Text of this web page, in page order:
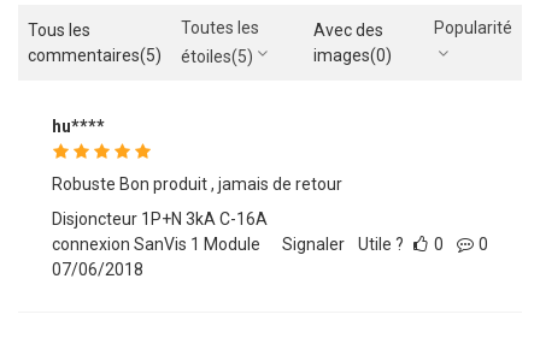
Tous les
commentaires(5)
Toutes les
étoiles(5)
Avec des
images(0)
Popularité
hu****
Robuste Bon produit , jamais de retour
Disjoncteur 1P+N 3kA C-16A
connexion SanVis 1 Module
07/06/2018
Signaler Utile ? 0 0